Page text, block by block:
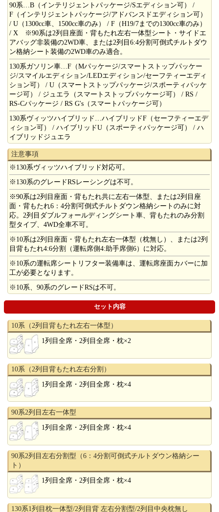
90系…B（インテリジェントパッケージ/Sエディション可） /
F（インテリジェントパッケージ/アドバンスドエディション可）
/ U（1300cc車、1500cc車のみ） / F（H19/7までの1300cc車のみ）
/ X ※90系は2列目座面・背もたれ左右一体型シート・サイドエ
アバッグ非装備の2WD車、または2列目6:4分割可倒式チルトダウ
ン格納シート装備の2WD車のみ適合。
130系ガソリン車…F（Mパッケージ/スマートストップパッケー
ジ/スマイルエディション/LEDエディション/セーフティーエディ
ション可） / U（スマートストップパッケージ/スポーティパッケ
ージ可） / ジュエラ（スマートストップパッケージ可） / RS /
RS-Cパッケージ / RS G's（スマートパッケージ可）
130系ヴィッツハイブリッド…ハイブリッドF（セーフティーエデ
ィション可） / ハイブリッドU（スポーティパッケージ可） / ハ
イブリッドジュエラ
注意事項
※130系ヴィッツハイブリッド対応可。
※130系のグレードRSレーシングは不可。
※90系は2列目座面・背もたれ共に左右一体型、または2列目座
面・背もたれ6：4分割可倒式チルトダウン格納シートのみに対
応。2列目ダブルフォールディングシート車、背もたれのみ分割
型タイプ、4WD全車不可。
※10系は2列目座面・背もたれ左右一体型（枕無し）、または2列
目背もたれ4:6分割（運転席側4:助手席側6）に対応。
※10系の運転席シートリフター装備車は、運転席座面カバーに加
工が必要となります。
※10系、90系のグレードRSは不可。
セット内容
10系（2列目背もたれ左右一体型）
1列目全席・2列目全席・枕×2
10系（2列目背もたれ左右分割）
1列目全席・2列目全席・枕×4
90系2列目左右一体型
1列目全席・2列目全席・枕×4
90系2列目左右分割型（6：4分割可倒式チルトダウン格納シー
ト）
1列目全席・2列目全席・枕×4
130系1列目枕一体型/2列目背 左右分割型/2列目中央枕無し